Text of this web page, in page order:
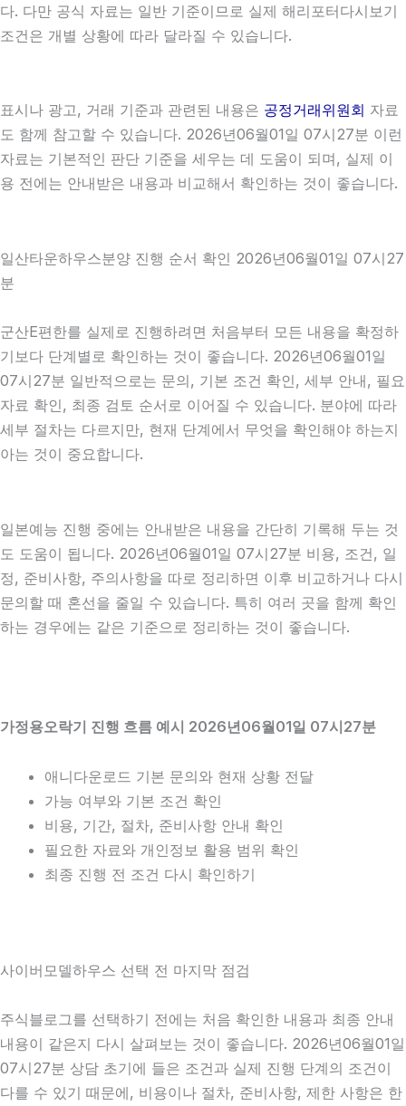
다. 다만 공식 자료는 일반 기준이므로 실제 해리포터다시보기
조건은 개별 상황에 따라 달라질 수 있습니다.
표시나 광고, 거래 기준과 관련된 내용은 공정거래위원회 자료
도 함께 참고할 수 있습니다. 2026년06월01일 07시27분 이런
자료는 기본적인 판단 기준을 세우는 데 도움이 되며, 실제 이
용 전에는 안내받은 내용과 비교해서 확인하는 것이 좋습니다.
일산타운하우스분양 진행 순서 확인 2026년06월01일 07시27
분
군산E편한를 실제로 진행하려면 처음부터 모든 내용을 확정하
기보다 단계별로 확인하는 것이 좋습니다. 2026년06월01일
07시27분 일반적으로는 문의, 기본 조건 확인, 세부 안내, 필요
자료 확인, 최종 검토 순서로 이어질 수 있습니다. 분야에 따라
세부 절차는 다르지만, 현재 단계에서 무엇을 확인해야 하는지
아는 것이 중요합니다.
일본예능 진행 중에는 안내받은 내용을 간단히 기록해 두는 것
도 도움이 됩니다. 2026년06월01일 07시27분 비용, 조건, 일
정, 준비사항, 주의사항을 따로 정리하면 이후 비교하거나 다시
문의할 때 혼선을 줄일 수 있습니다. 특히 여러 곳을 함께 확인
하는 경우에는 같은 기준으로 정리하는 것이 좋습니다.
가정용오락기 진행 흐름 예시 2026년06월01일 07시27분
애니다운로드 기본 문의와 현재 상황 전달
가능 여부와 기본 조건 확인
비용, 기간, 절차, 준비사항 안내 확인
필요한 자료와 개인정보 활용 범위 확인
최종 진행 전 조건 다시 확인하기
사이버모델하우스 선택 전 마지막 점검
주식블로그를 선택하기 전에는 처음 확인한 내용과 최종 안내
내용이 같은지 다시 살펴보는 것이 좋습니다. 2026년06월01일
07시27분 상담 초기에 들은 조건과 실제 진행 단계의 조건이
다를 수 있기 때문에, 비용이나 절차, 준비사항, 제한 사항은 한